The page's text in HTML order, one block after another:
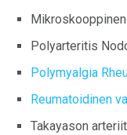
Polyarteritis
Polymyalgia
Reumatoidinen
Takayason